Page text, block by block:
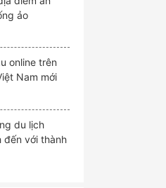
ảo
online trên
Nam mới
du lịch
đến với thành